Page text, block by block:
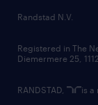
country
Randstad N.V.
Registered in The
Diemermere 25,
RANDSTAD, is a